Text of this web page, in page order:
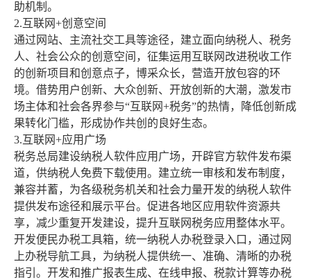
助机制。
2.互联网+创意空间
通过网站、主流社交工具等途径，建立面向纳税人、税务
人、社会公众的创意空间，征集运用互联网改进税收工作
的创新项目和创意点子，博采众长，营造开放包容的环
境。借势用户创新、大众创新、开放创新的大潮，激发市
场主体和社会各界参与“互联网+税务”的热情，降低创新成
果转化门槛，形成协作共创的良好生态。
3.互联网+应用广场
税务总局建设纳税人软件应用广场，开辟官方软件发布渠
道，供纳税人免费下载使用。建立统一审核和发布制度，
兼容并蓄，为各级税务机关和社会力量开发的纳税人软件
提供发布途径和展示平台。促进各地区应用软件资源共
享，减少重复开发建设，提升互联网税务应用整体水平。
开发便民办税工具箱，统一纳税人办税登录入口，通过网
上办税导航工具，为纳税人提供统一、准确、清晰的办税
指引。开发和推广报表生成、在线申报、税款计算等办税